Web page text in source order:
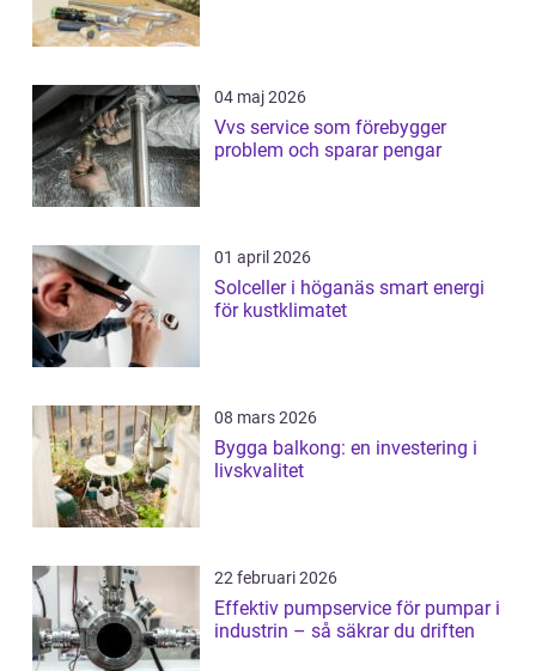
04 maj 2026
Vvs service som förebygger
problem och sparar pengar
01 april 2026
Solceller i höganäs smart energi
för kustklimatet
08 mars 2026
Bygga balkong: en investering i
livskvalitet
22 februari 2026
Effektiv pumpservice för pumpar i
industrin – så säkrar du driften